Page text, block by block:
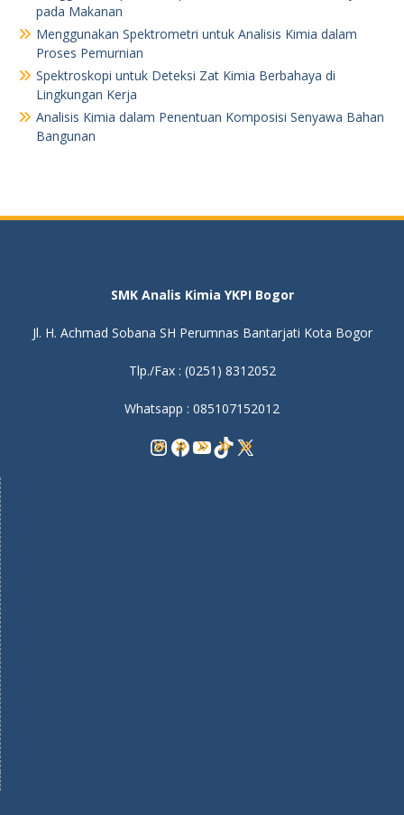
pada Makanan
Menggunakan Spektrometri untuk Analisis Kimia dalam
Proses Pemurnian
Spektroskopi untuk Deteksi Zat Kimia Berbahaya di
Lingkungan Kerja
Analisis Kimia dalam Penentuan Komposisi Senyawa Bahan
Bangunan
SMK Analis Kimia YKPI Bogor
Jl. H. Achmad Sobana SH Perumnas Bantarjati Kota Bogor
Tlp./Fax : (0251) 8312052
Whatsapp : 085107152012
Instagram
Facebook
YouTube
TikTok
X